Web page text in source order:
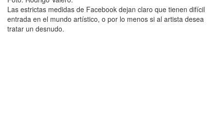
Las estrictas medidas de Facebook dejan claro que tienen difícil
entrada en el mundo artístico, o por lo menos si al artista desea
tratar un desnudo.